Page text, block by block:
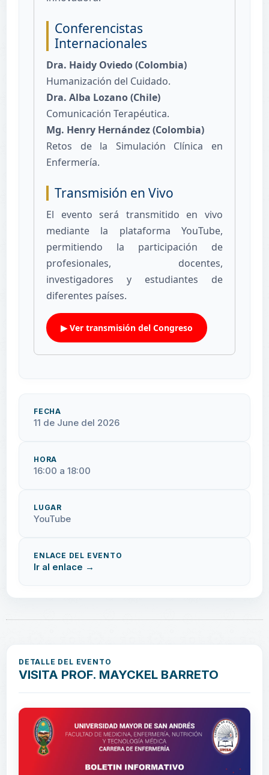
Conferencistas
Internacionales
Dra. Haidy Oviedo (Colombia)
Humanización del Cuidado.
Dra. Alba Lozano (Chile)
Comunicación Terapéutica.
Mg. Henry Hernández (Colombia)
Retos de la Simulación Clínica en
Enfermería.
Transmisión en Vivo
El evento será transmitido en vivo
mediante la plataforma YouTube,
permitiendo la participación de
profesionales, docentes,
investigadores y estudiantes de
diferentes países.
▶ Ver transmisión del Congreso
FECHA
11 de June del 2026
HORA
16:00 a 18:00
LUGAR
YouTube
ENLACE DEL EVENTO
Ir al enlace →
DETALLE DEL EVENTO
VISITA PROF. MAYCKEL BARRETO